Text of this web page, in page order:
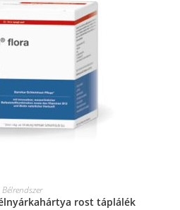
TESZEM
Bélrendszer
rost táplálék